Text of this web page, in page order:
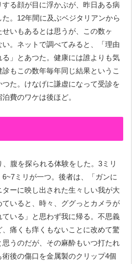
る顔が目に浮かぶが、昨日ある病
。12年間に及ぶベジタリアンから
いもあるとは思うが、この数ヶ
。ネットで調べてみると、「理由
」とあつた。健康には誰よりも気
もこの数年毎年同じ結果というこ
た。けなげに謙虚になって受診を
費のワケは後ほど。
腹を探られる体験をした。3ミリ
ミリが一つ。後者は、「ガンに
ーに映し出された生々しい我が大
いると、時々、ググっとカメラが
いる」と思わず我に帰る。不思義
痛くも痒くもないことに改めて驚
思うのだが、その麻酔もいつ打たれ
後の傷口を金属製のクリップ4個